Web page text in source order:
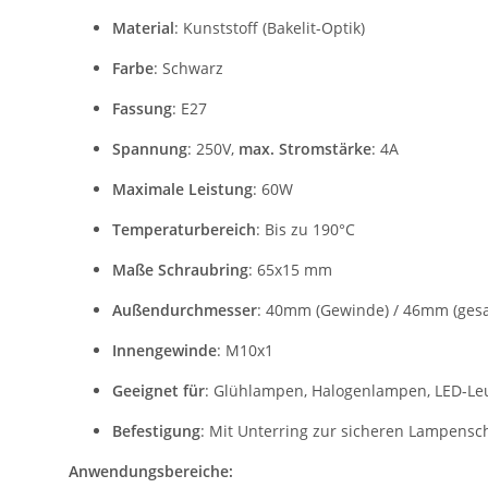
Material: Kunststoff (Bakelit-Optik)
Farbe: Schwarz
Fassung: E27
Spannung: 250V, max. Stromstärke: 4A
Maximale Leistung: 60W
Temperaturbereich: Bis zu 190°C
Maße Schraubring: 65x15 mm
Außendurchmesser: 40mm (Gewinde) / 46mm
Innengewinde: M10x1
Geeignet für: Glühlampen, Halogenlampen, LED-
Befestigung: Mit Unterring zur sicheren
Anwendungsbereiche: